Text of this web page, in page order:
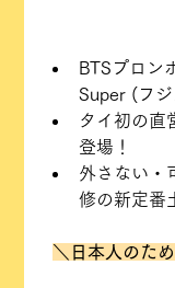
BTSプロン
Super (フジ
タイ初の直
登場！
外さない・
修の新定番
＼日本人のた